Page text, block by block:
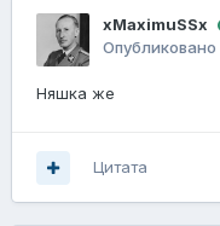
xMaximuSSx
Опубликовано
Няшка же
Цитата